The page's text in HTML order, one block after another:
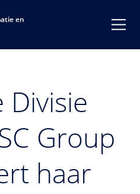
en
Divisie
Group
haar